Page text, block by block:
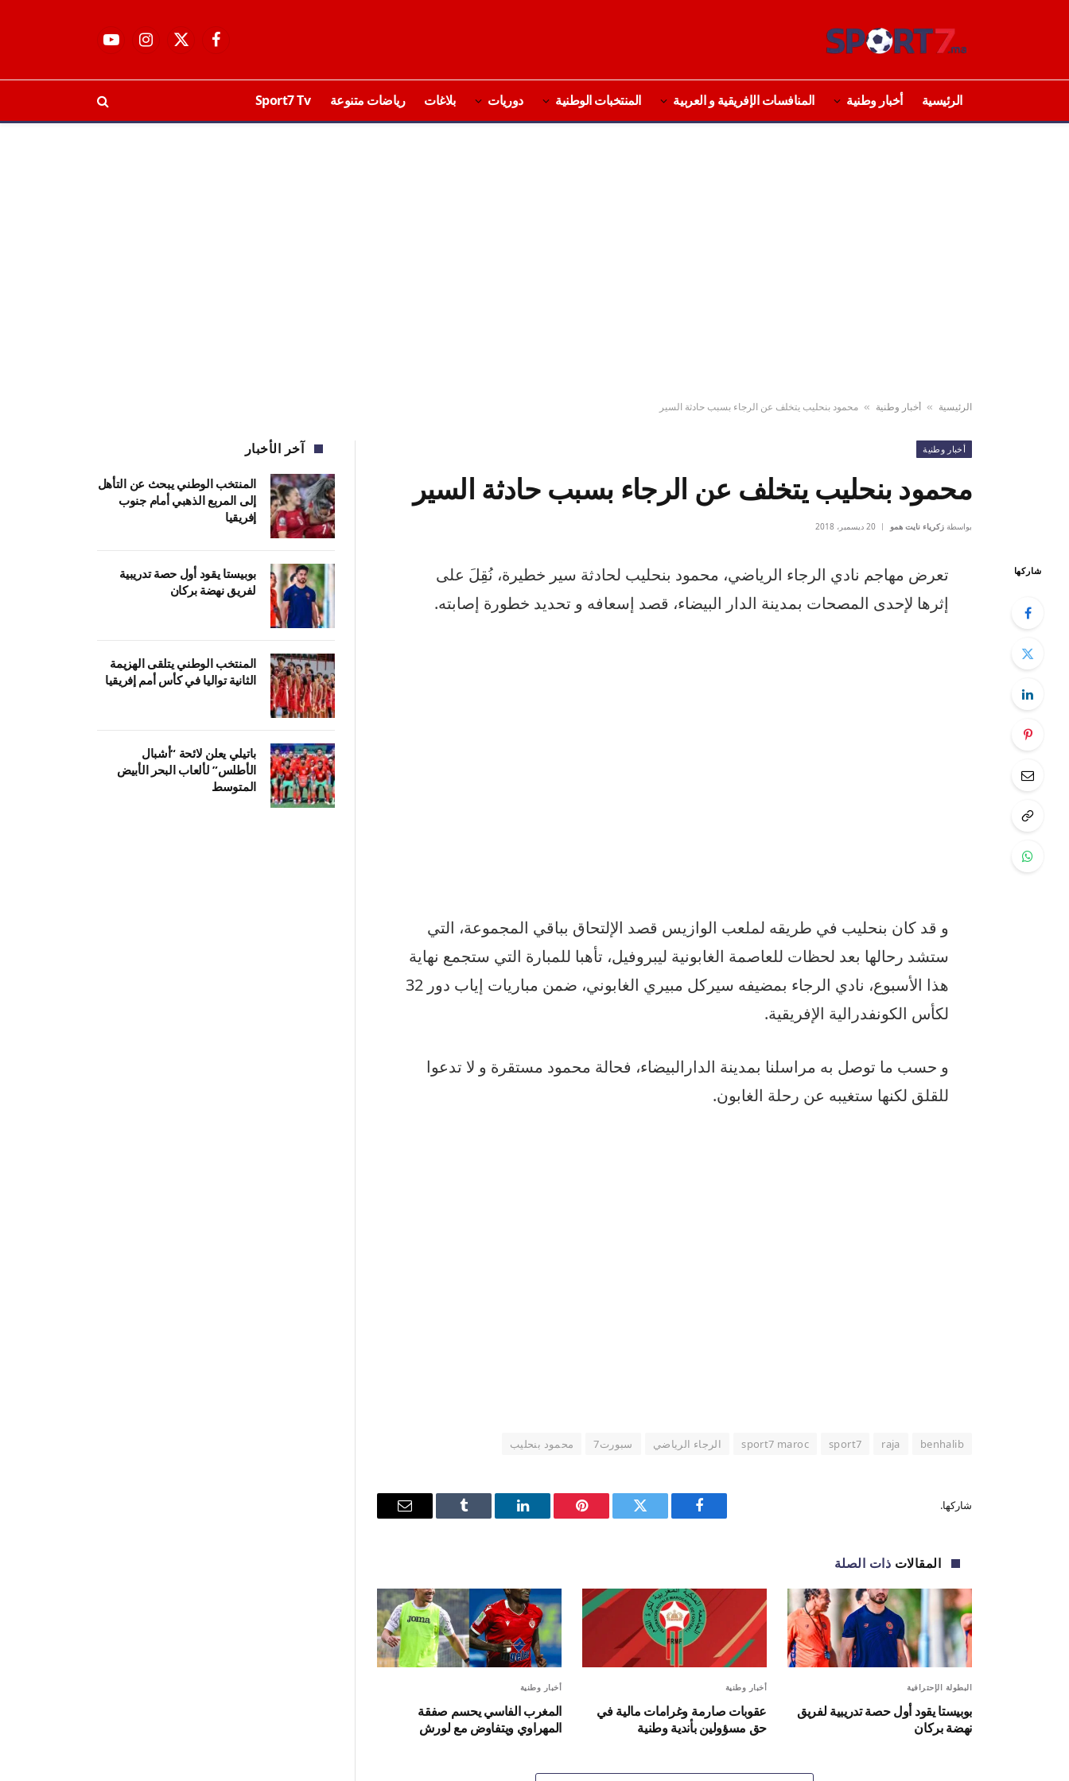
فيسبوكX
الانستغراميوتيوب
الرئيسية أخبار وطنية المنافسات الإفريقية و العربية المنتخبات الوطنية دوريات بلاغات رياضات متنوعة Sport7 Tv
الرئيسية » أخبار وطنية » محمود بنحليب يتخلف عن الرجاء بسبب حادثة السير
أخبار وطنية
محمود بنحليب يتخلف عن الرجاء بسبب حادثة السير
بواسطة زكرياء نايت همو 20 ديسمبر، 2018
شاركها
تعرض مهاجم نادي الرجاء الرياضي، محمود بنحليب لحادثة سير خطيرة، نُقِلَ على
إثرها لإحدى المصحات بمدينة الدار البيضاء، قصد إسعافه و تحديد خطورة إصابته.
و قد كان بنحليب في طريقه لملعب الوازيس قصد الإلتحاق بباقي المجموعة، التي
ستشد رحالها بعد لحظات للعاصمة الغابونية ليبروفيل، تأهبا للمبارة التي ستجمع نهاية
هذا الأسبوع، نادي الرجاء بمضيفه سيركل مبيري الغابوني، ضمن مباريات إياب دور 32
لكأس الكونفدرالية الإفريقية.
و حسب ما توصل به مراسلنا بمدينة الدارالبيضاء، فحالة محمود مستقرة و لا تدعوا
للقلق لكنها ستغيبه عن رحلة الغابون.
benhalib
raja
sport7
sport7 maroc الرجاء الرياضي سبورت7 محمود بنحليب
شاركها.
فيسبوك
تويتر بينتيريستلينكدإن Tumblr
البريد
المقالات ذات الصلة
البطولة الإحترافية
بوبيستا يقود أول حصة تدريبية لفريق
نهضة بركان
أخبار وطنية
عقوبات صارمة وغرامات مالية في
حق مسؤولين بأندية وطنية
أخبار وطنية
المغرب الفاسي يحسم صفقة
المهراوي ويتفاوض مع لورش
آخر الأخبار
المنتخب الوطني يبحث عن التأهل
إلى المربع الذهبي أمام جنوب
إفريقيا
بوبيستا يقود أول حصة تدريبية
لفريق نهضة بركان
المنتخب الوطني يتلقى الهزيمة
الثانية تواليا في كأس أمم إفريقيا
باتيلي يعلن لائحة “أشبال
الأطلس” لألعاب البحر الأبيض
المتوسط